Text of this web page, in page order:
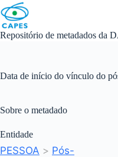
Skip
to
content
Repositório de metadados da
Data de início do vínculo do
Sobre o metadado
Entidade
PESSOA > Pós-